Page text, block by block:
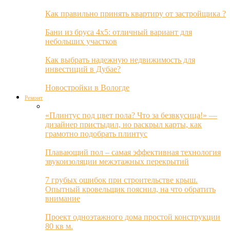
Как правильно принять квартиру от застройщика ?
Бани из бруса 4х5: отличный вариант для
небольших участков
Как выбрать надежную недвижимость для
инвестиций в Дубае?
Новостройки в Вологде
Ремонт
«Плинтус под цвет пола? Что за безвкусица!» —
дизайнер пристыдил, но раскрыл карты, как
грамотно подобрать плинтус
Плавающий пол – самая эффективная технология
звукоизоляции межэтажных перекрытий
7 грубых ошибок при строительстве крыш.
Опытный кровельщик пояснил, на что обратить
внимание
Проект одноэтажного дома простой конструкции
80 кв м.